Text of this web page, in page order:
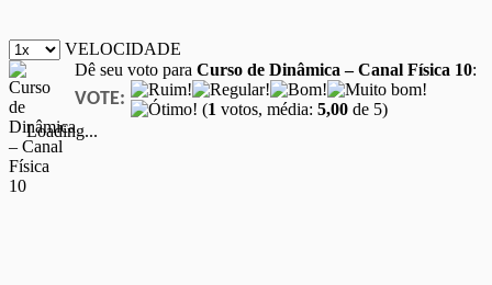
VELOCIDADE
Dê seu voto para Curso de Dinâmica – Canal Física 10:
VOTE: (1 votos, média: 5,00 de 5)
Loading...